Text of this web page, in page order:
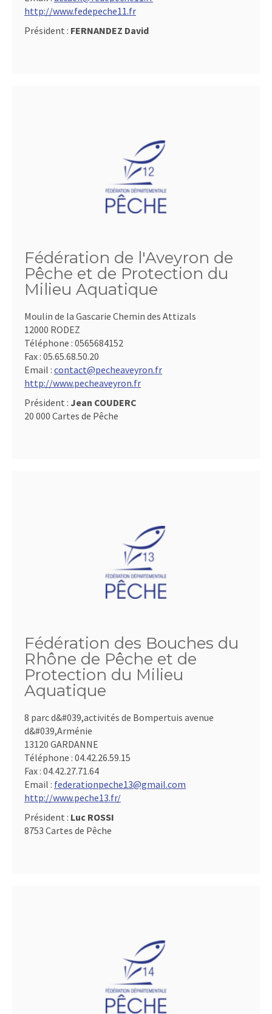
http://www.fedepeche11.fr
Président : FERNANDEZ David
Fédération de l'Aveyron de
Pêche et de Protection du
Milieu Aquatique
Moulin de la Gascarie Chemin des Attizals
12000 RODEZ
Téléphone : 0565684152
Fax : 05.65.68.50.20
Email : contact@pecheaveyron.fr
http://www.pecheaveyron.fr
Président : Jean COUDERC
20 000 Cartes de Pêche
Fédération des Bouches du
Rhône de Pêche et de
Protection du Milieu
Aquatique
8 parc d&#039,activités de Bompertuis avenue
d&#039,Arménie
13120 GARDANNE
Téléphone : 04.42.26.59.15
Fax : 04.42.27.71.64
Email : federationpeche13@gmail.com
http://www.peche13.fr/
Président : Luc ROSSI
8753 Cartes de Pêche